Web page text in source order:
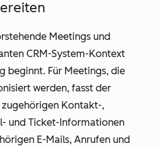
Meetings und
CRM-System-Kontext
beginnt. Für Meetings, die
werden, fasst der
zugehörigen Kontakt-,
und Ticket-Informationen
E-Mails, Anrufen und